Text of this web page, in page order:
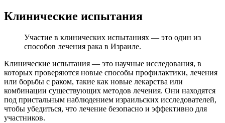
Клинические испытания
Участие в клинических испытаниях — это один из
способов лечения рака в Израиле.
Клинические испытания — это научные исследования, в
которых проверяются новые способы профилактики, лечения
или борьбы с раком, такие как новые лекарства или
комбинации существующих методов лечения. Они находятся
под пристальным наблюдением израильских исследователей,
чтобы убедиться, что лечение безопасно и эффективно для
участников.